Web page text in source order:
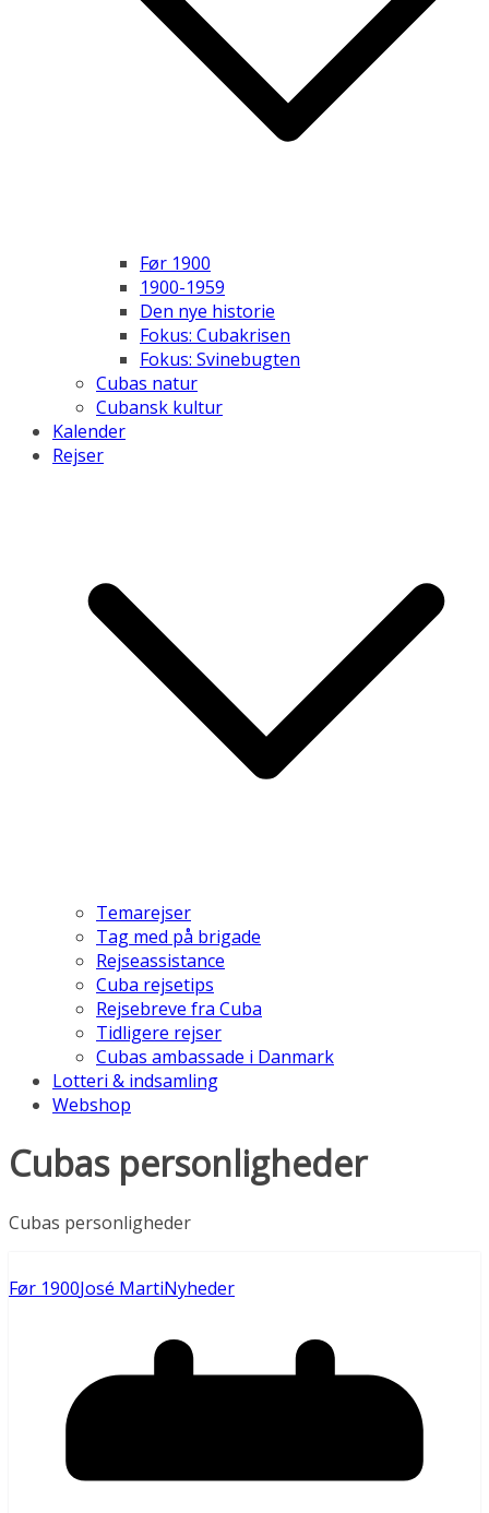
Før 1900
1900-1959
Den nye historie
Fokus: Cubakrisen
Fokus: Svinebugten
Cubas natur
Cubansk kultur
Kalender
Rejser
Temarejser
Tag med på brigade
Rejseassistance
Cuba rejsetips
Rejsebreve fra Cuba
Tidligere rejser
Cubas ambassade i Danmark
Lotteri & indsamling
Webshop
Cubas personligheder
Cubas personligheder
Før 1900José MartiNyheder